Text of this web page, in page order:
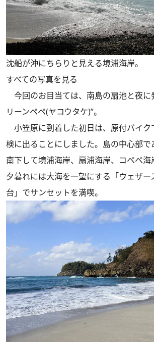
沈船が沖にちらりと見える境浦海岸。
すべての写真を見る
今回のお目当ては、南島の扇池と夜に
リーンペペ(ヤコウタケ)”。
小笠原に到着した初日は、原付バイク
検に出ることにしました。島の中心部で
南下して境浦海岸、扇浦海岸、コペペ海
夕暮れには大海を一望にする「ウェザー
台」でサンセットを満喫。